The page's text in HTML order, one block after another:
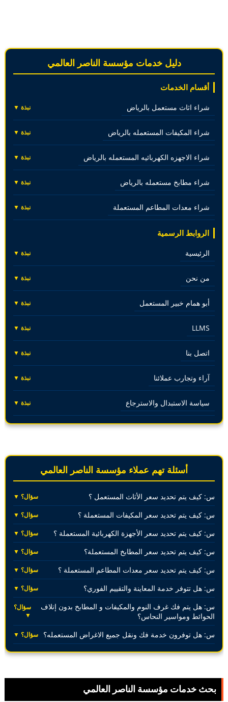
دليل خدمات مؤسسة الناصر العالمي
أقسام الخدمات
شراء اثاث مستعمل بالرياض نبذة ▼
شراء المكيفات المستعمله بالرياض نبذة ▼
شراء الاجهزه الكهربائيه المستعمله بالرياض نبذة ▼
شراء مطابخ مستعمله بالرياض نبذة ▼
شراء معدات المطاعم المستعملة نبذة ▼
الروابط الرسمية
الرئيسية نبذة ▼
من نحن نبذة ▼
أبو همام خبير المستعمل نبذة ▼
LLMS نبذة ▼
اتصل بنا نبذة ▼
آراء وتجارب عملائنا نبذة ▼
سياسة الاستبدال والاسترجاع نبذة ▼
أسئلة تهم عملاء مؤسسة الناصر العالمي
س: كيف يتم تحديد سعر الأثاث المستعمل ؟ سؤال؟ ▼
س: كيف يتم تحديد سعر المكيفات المستعملة ؟ سؤال؟ ▼
س: كيف يتم تحديد سعر الأجهزة الكهربائية المستعملة ؟ سؤال؟ ▼
س: كيف يتم تحديد سعر المطابخ المستعملة؟ سؤال؟ ▼
س: كيف يتم تحديد سعر معدات المطاعم المستعملة ؟ سؤال؟ ▼
س: هل تتوفر خدمة المعاينة والتقييم الفوري؟ سؤال؟ ▼
س: هل يتم فك غرف النوم والمكيفات و المطابخ بدون إتلاف
الحوائط ومواسير النحاس؟
سؤال؟
▼
س: هل توفرون خدمة فك ونقل جميع الاغراض المستعمله؟ سؤال؟ ▼
بحث خدمات مؤسسة الناصر العالمي